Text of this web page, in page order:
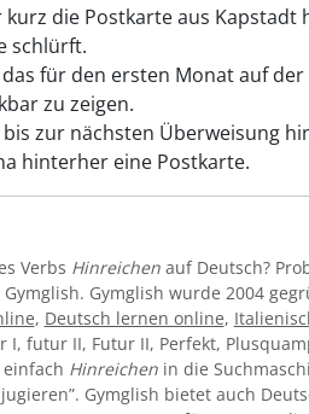
kurz die Postkarte aus
schlürft.
für den ersten Monat auf
zu zeigen.
zur nächsten Überweisung
hinterher eine Postkarte.
Verbs Hinreichen auf Deutsch?
Gymglish wurde 2004
, Deutsch lernen online,
I, futur II, Futur II, Perfekt,
Hinreichenin die
Gymglish bietet auch